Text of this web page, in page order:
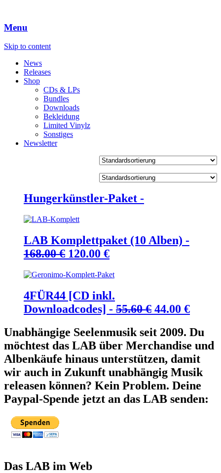
Menu
Skip to content
News
Releases
Shop
CDs & LPs
Bundles
Downloads
Bekleidung
Limited Vinylz
Sonstiges
Newsletter
Hungerkünstler-Paket -
LAB Komplettpaket (10 Alben) -
168.00€ Ursprünglicher
war:
168.00 €
120.00 €Aktueller
ist:
120.00 €.
4FÜR44 [CD inkl.
Downloadcodes] - 55.60€
war:
55.60 €
44.00 €
ist:
44.00
Unabhängige Seelenmusik seit 2009. Du
möchtest das LAB über Merchandise und
Albenkäufe hinaus unterstützen, damit
wir auch in Zukunft unabhängig Musik
releasen können? Kein Problem. Deine
Paypal-Spende jetzt an das LAB senden:
Das LAB im Web